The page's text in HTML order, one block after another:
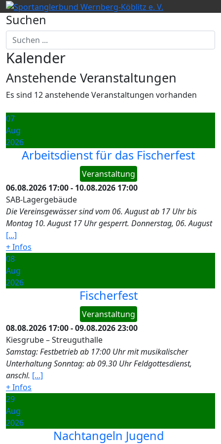
Suchen
Kalender
Anstehende Veranstaltungen
Es sind 12 anstehende Veranstaltungen vorhanden
07
Aug
2026
Arbeitsdienst für das Fischerfest
Veranstaltung
06.08.2026 17:00- 10.08.2026 17:00
SAB-Lagergebäude
Die Vereinsgewässer sind vom 06. August ab 17 Uhr bis
Montag 10. August 17 Uhr gesperrt. Donnerstag, 06. August
[...]
+ Infos
08
Aug
2026
Fischerfest
Veranstaltung
08.08.2026 17:00-09.08.202623:00
Kiesgrube – Streuguthalle
Samstag: Festbetrieb ab 17:00 Uhr mit musikalischer
Unterhaltung Sonntag: ab 09.30 Uhr Feldgottesdienst,
anschl. [...]
+ Infos
29
Aug
2026
Nachtangeln Jugend